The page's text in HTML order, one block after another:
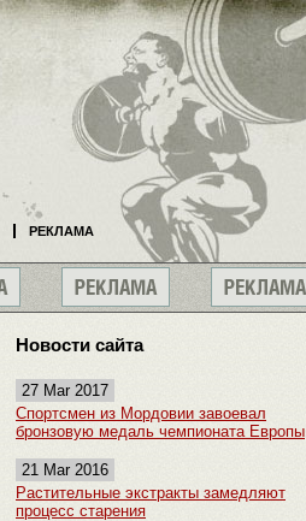
Новости сайта
27 Mar 2017
Спортсмен из Мордовии завоевал
бронзовую медаль чемпионата Европы
21 Mar 2016
Растительные экстракты замедляют
процесс старения
РЕКЛАМА